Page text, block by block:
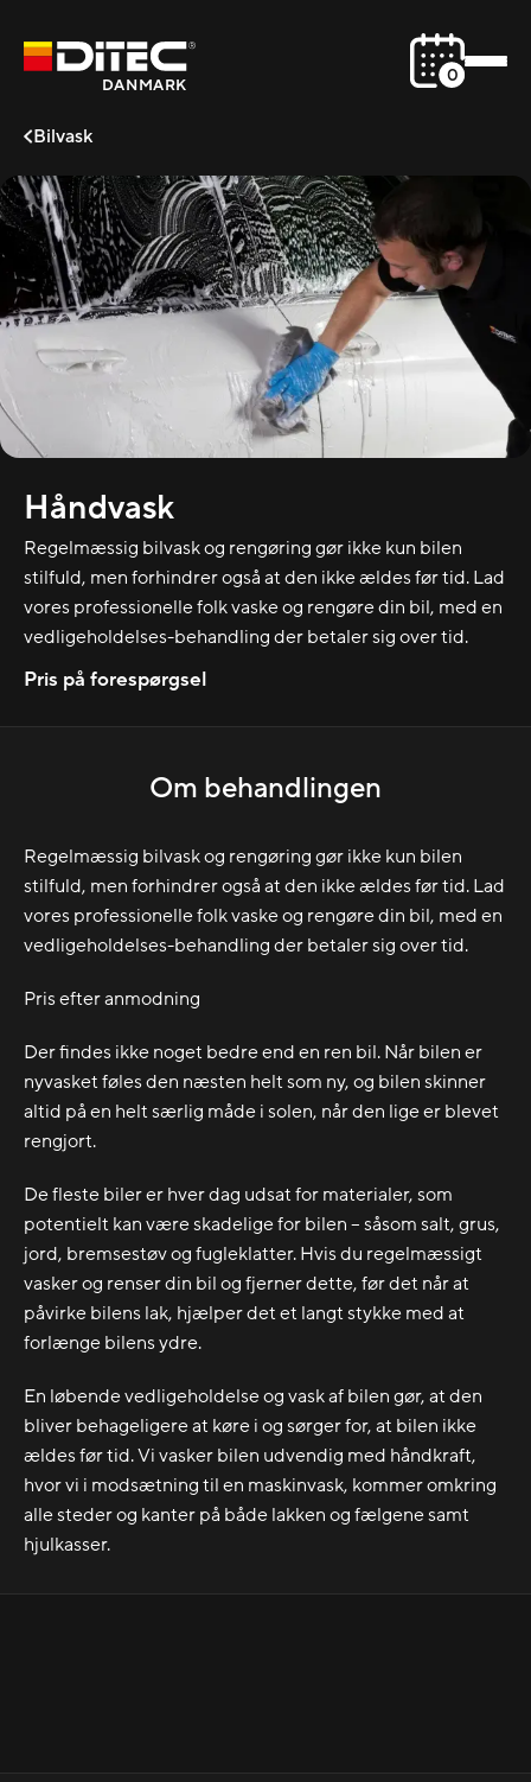
DANMARK 0
Bilvask
Håndvask
Regelmæssig bilvask og rengøring gør ikke kun bilen
stilfuld, men forhindrer også at den ikke ældes før tid. Lad
vores professionelle folk vaske og rengøre din bil, med en
vedligeholdelses-behandling der betaler sig over tid.
Pris på forespørgsel
Om behandlingen
Regelmæssig bilvask og rengøring gør ikke kun bilen
stilfuld, men forhindrer også at den ikke ældes før tid. Lad
vores professionelle folk vaske og rengøre din bil, med en
vedligeholdelses-behandling der betaler sig over tid.
Pris efter anmodning
Der findes ikke noget bedre end en ren bil. Når bilen er
nyvasket føles den næsten helt som ny, og bilen skinner
altid på en helt særlig måde i solen, når den lige er blevet
rengjort.
De fleste biler er hver dag udsat for materialer, som
potentielt kan være skadelige for bilen – såsom salt, grus,
jord, bremsestøv og fugleklatter. Hvis du regelmæssigt
vasker og renser din bil og fjerner dette, før det når at
påvirke bilens lak, hjælper det et langt stykke med at
forlænge bilens ydre.
En løbende vedligeholdelse og vask af bilen gør, at den
bliver behageligere at køre i og sørger for, at bilen ikke
ældes før tid. Vi vasker bilen udvendig med håndkraft,
hvor vi i modsætning til en maskinvask, kommer omkring
alle steder og kanter på både lakken og fælgene samt
hjulkasser.